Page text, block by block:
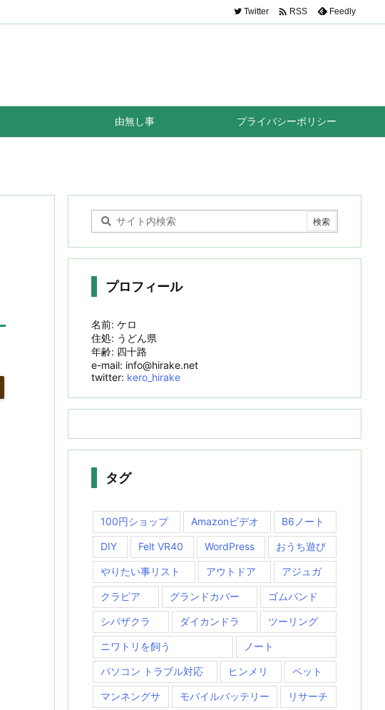
由無し事 プライバシーポリシー
Twitter  RSS Feedly
プロフィール
名前: ケロ
住処: うどん県
年齢: 四十路
e-mail: info@hirake.net
twitter: kero_hirake
タグ
100円ショップ Amazonビデオ B6ノート
DIY Felt VR40 WordPress おうち遊び
やりたい事リスト アウトドア アジュガ
クラピア グランドカバー ゴムバンド
シバザクラ ダイカンドラ ツーリング
ニワトリを飼う ノート
パソコン トラブル対応 ヒンメリ ペット
マンネングサ モバイルバッテリー リサーチ